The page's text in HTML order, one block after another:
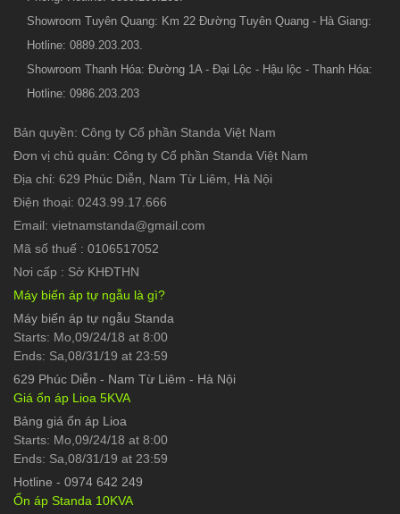
Showroom Tuyên Quang: Km 22 Đường Tuyên Quang - Hà Giang:
Hotline: 0889.203.203.
Showroom Thanh Hóa: Đường 1A - Đại Lộc - Hậu lộc - Thanh Hóa:
Hotline: 0986.203.203
Bản quyền: Công ty Cổ phần Standa Việt Nam
Đơn vị chủ quản: Công ty Cổ phần Standa Việt Nam
Địa chỉ: 629 Phúc Diễn, Nam Từ Liêm, Hà Nội
Điện thoại: 0243.99.17.666
Email: vietnamstanda@gmail.com
Mã số thuế : 0106517052
Nơi cấp : Sở KHĐTHN
Máy biến áp tự ngẫu là gì?
Máy biến áp tự ngẫu Standa
Starts: Mo,09/24/18 at 8:00
Ends: Sa,08/31/19 at 23:59
629 Phúc Diễn - Nam Từ Liêm - Hà Nội
Giá ổn áp Lioa 5KVA
Bảng giá ổn áp Lioa
Starts: Mo,09/24/18 at 8:00
Ends: Sa,08/31/19 at 23:59
Hotline - 0974 642 249
Ổn áp Standa 10KVA